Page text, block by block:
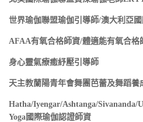
世界瑜伽聯盟瑜伽引導師/澳大利亞
AFAA有氧合格師資/體適能有氧合格
身心靈氣療癒紓壓引導師
天主教蘭陽青年會舞團芭蕾及舞蹈養
Hatha/Iyengar/Ashtanga/
Yoga國際瑜伽認證師資